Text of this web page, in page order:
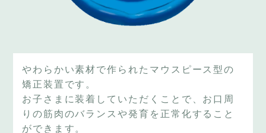
やわらかい素材で作られたマウスピース型の
矯正装置です。
お子さまに装着していただくことで、お口周
りの筋肉のバランスや発育を正常化すること
ができます。